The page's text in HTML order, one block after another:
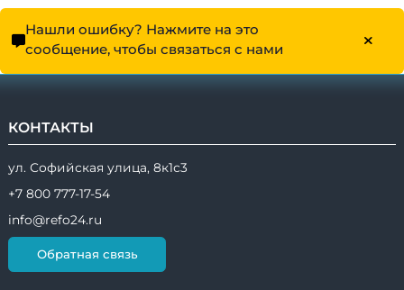
Нашли ошибку? Нажмите на это
сообщение, чтобы связаться с нами
КОНТАКТЫ
ул. Софийская улица, 8к1с3
+7 800 777-17-54
info@refo24.ru
Обратная связь